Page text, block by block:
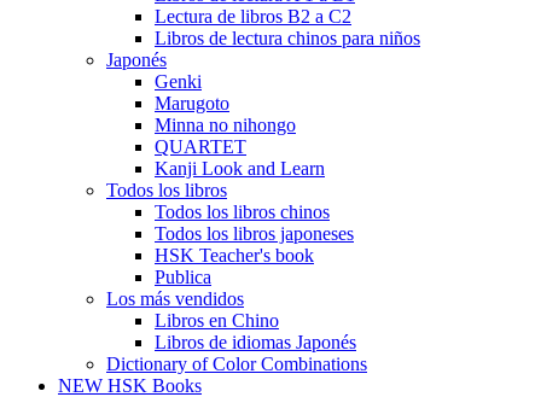
Lectura de libros B2 a C2
Libros de lectura chinos para niños
Japonés
Genki
Marugoto
Minna no nihongo
QUARTET
Kanji Look and Learn
Todos los libros
Todos los libros chinos
Todos los libros japoneses
HSK Teacher's book
Publica
Los más vendidos
Libros en Chino
Libros de idiomas Japonés
Dictionary of Color Combinations
NEW HSK Books